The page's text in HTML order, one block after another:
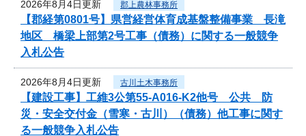
2026年8月4日更新 郡上農林事務所
【郡経第0801号】県営経営体育成基盤整備事業 長滝
地区 橋梁上部第2号工事（債務）に関する一般競争
入札公告
2026年8月4日更新 古川土木事務所
【建設工事】工維3公第55-A016-K2他号 公共 防
災・安全交付金（雪寒・古川）（債務）他工事に関す
る一般競争入札公告